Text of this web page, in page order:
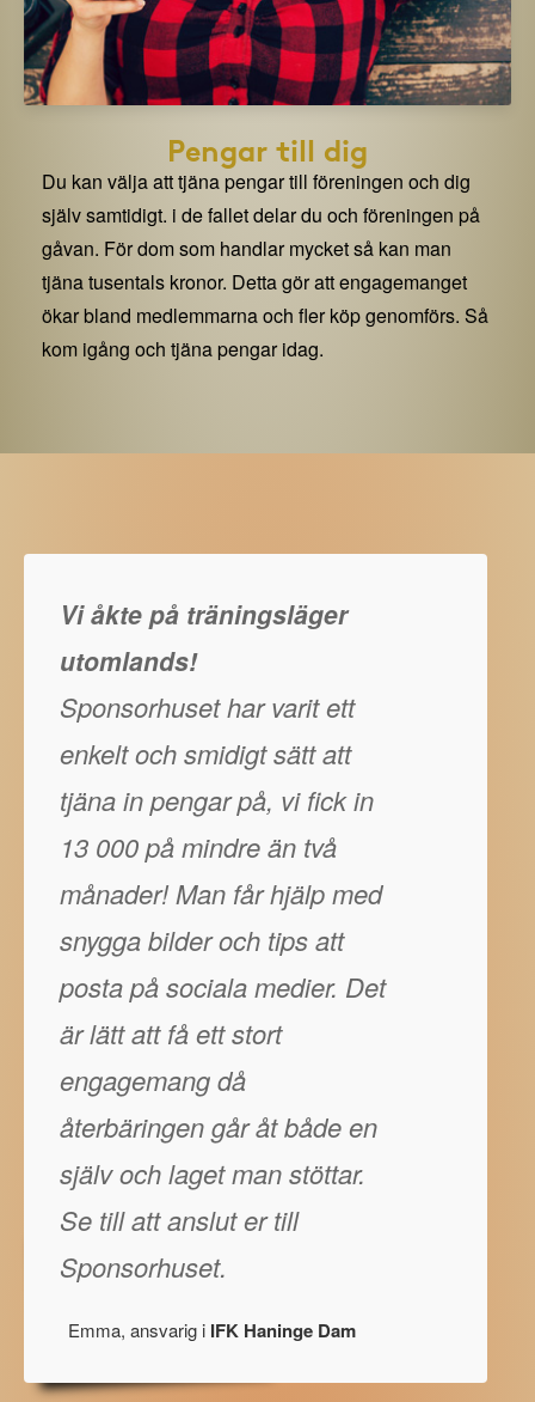
Pengar till dig
Du kan välja att tjäna pengar till föreningen och dig
själv samtidigt. i de fallet delar du och föreningen på
gåvan. För dom som handlar mycket så kan man
tjäna tusentals kronor. Detta gör att engagemanget
ökar bland medlemmarna och fler köp genomförs. Så
kom igång och tjäna pengar idag.
Vi åkte på träningsläger
utomlands!
Sponsorhuset har varit ett
enkelt och smidigt sätt att
tjäna in pengar på, vi fick in
13 000 på mindre än två
månader! Man får hjälp med
snygga bilder och tips att
posta på sociala medier. Det
är lätt att få ett stort
engagemang då
återbäringen går åt både en
själv och laget man stöttar.
Se till att anslut er till
Sponsorhuset.
Emma, ansvarig i IFK Haninge Dam